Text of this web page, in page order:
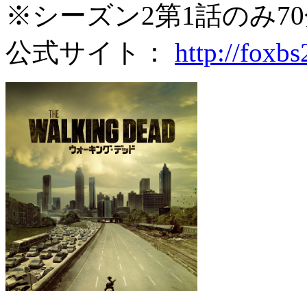
※シーズン2第1話のみ
公式サイト： http://